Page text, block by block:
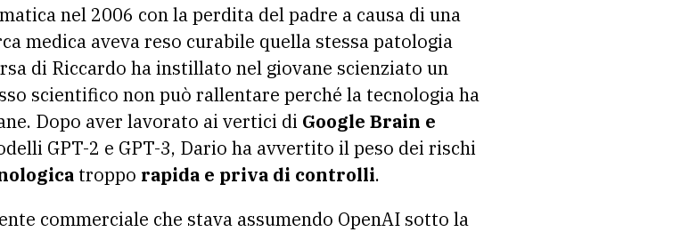
nel 2006 con la perdita del padre a causa di una
medica aveva reso curabile quella stessa patologia
di Riccardo ha instillato nel giovane scienziato un
scientifico non può rallentare perché la tecnologia ha
Dopo aver lavorato ai vertici di Google Brain e
GPT-2 e GPT-3, Dario ha avvertito il peso dei rischi
troppo rapida e priva di controlli.
commerciale che stava assumendo OpenAI sotto la